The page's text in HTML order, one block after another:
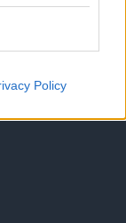
Policy